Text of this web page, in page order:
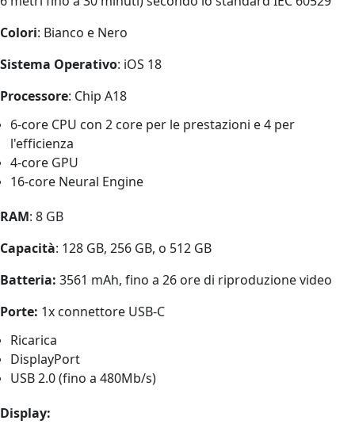
Colori: Bianco e Nero
Sistema Operativo: iOS 18
Processore: Chip A18
6‑core CPU con 2 core per le prestazioni e 4 per
l'efficienza
4‑core GPU
16‑core Neural Engine
RAM: 8 GB
Capacità: 128 GB, 256 GB, o 512 GB
Batteria: 3561 mAh, fino a 26 ore di riproduzione video
Porte: 1x connettore USB-C
Ricarica
DisplayPort
USB 2.0 (fino a 480Mb/s)
Display: